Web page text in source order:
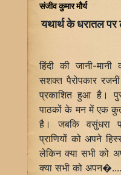
संजीव कुमार मौर्य
यथार्थ के धरातल पर
हिंदी की जानी-
सशक्त पैरोपकार
प्रकाशित हुआ है।
पाठकों के मन में एक
है। जबकि वसुंधरा
प्राणियों को अपने
लेकिन क्या सभी को
क्या सभी को अपन�....